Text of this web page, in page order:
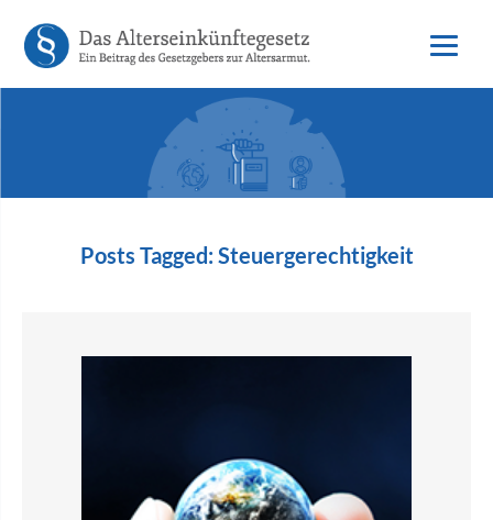
Posts Tagged:Steuergerechtigkeit